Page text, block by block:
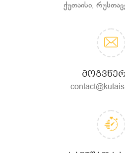
ქუთაისი,